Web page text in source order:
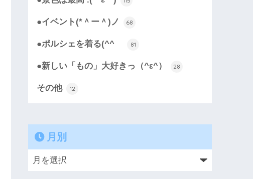
●イベント(*＾ー＾)ノ 68
●ポルシェを着る(^^ゞ 81
●新しい「もの」大好きっ（^ε^） 28
その他 12
月別